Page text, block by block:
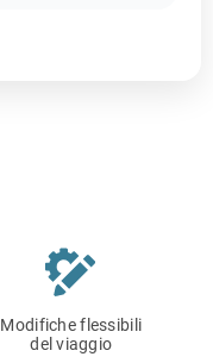
Modifiche flessibili
del viaggio